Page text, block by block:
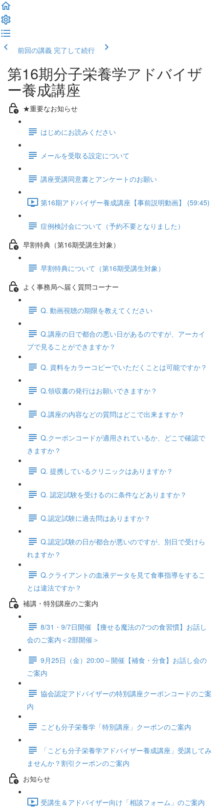
前回の講義 完了して続行
第16期分子栄養学アドバイザ
ー養成講座
★重要なお知らせ
はじめにお読みください
メールを受取る設定について
講座受講同意書とアンケートのお願い
第16期アドバイザー養成講座【事前説明動画】 (59:45)
症例検討会について（予約不要となりました）
早割特典（第16期受講生対象）
早割特典について（第16期受講生対象）
よく事務局へ届く質問コーナー
Q. 動画視聴の期限を教えてください
Q.講座の日で都合の悪い日があるのですが、アーカイ
ブで見ることができますか？
Q. 資料をカラーコピーでいただくことは可能ですか？
Q.領収書の発行はお願いできますか？
Q.講座の内容などの質問はどこで出来ますか？
Q.クーポンコードが適用されているか、どこで確認で
きますか？
Q. 提携しているクリニックはありますか？
Q. 認定試験を受けるのに条件などありますか？
Q.認定試験に過去問はありますか？
Q.認定試験の日が都合が悪いのですが、別日で受けら
れますか？
Q.クライアントの血液データを見て食事指導をするこ
とは違法ですか？
補講・特別講座のご案内
8/31・9/7日開催 【痩せる魔法の7つの食習慣】お話し
会のご案内＜2部開催＞
9月25日（金）20:00～開催【補食・分食】お話し会の
ご案内
協会認定アドバイザーの特別講座クーポンコードのご案
内
こども分子栄養学「特別講座」クーポンのご案内
「こども分子栄養学アドバイザー養成講座」受講してみ
ませんか？割引クーポンのご案内
お知らせ
受講生＆アドバイザー向け「相談フォーム」のご案内